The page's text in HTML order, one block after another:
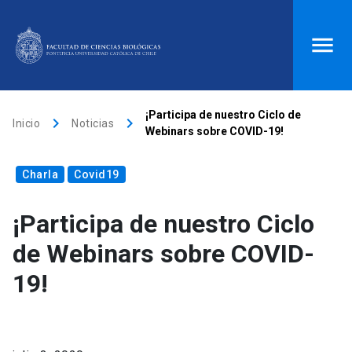
Donaciones launch
Mi portal UC launch
Inicio
Inicio keyboard_arrow_right Noticias keyboard_arrow_right
¡Participa de nuestro Ciclo de
Webinars sobre COVID-19!
Charla Covid19
¡Participa de nuestro Ciclo
de Webinars sobre COVID-
19!